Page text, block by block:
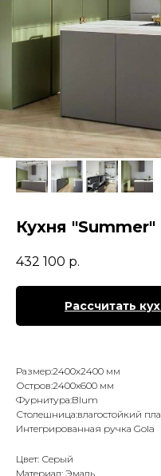
Кухня "Summer"
432 100 р.
Рассчитать
Размер:2400х2400 мм
Остров:2400х600 мм
Фурнитура:Blum
Столешница:влагостойкий
Интегрированная ручка Gola
Цвет: Серый
Материал: Эмаль